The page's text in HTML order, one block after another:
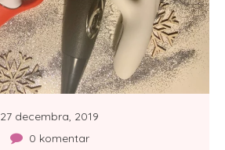
27 decembra, 2019
0 komentar